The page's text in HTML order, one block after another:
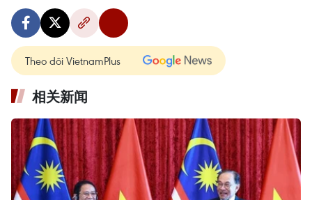
Theo dõi VietnamPlus
相关新闻